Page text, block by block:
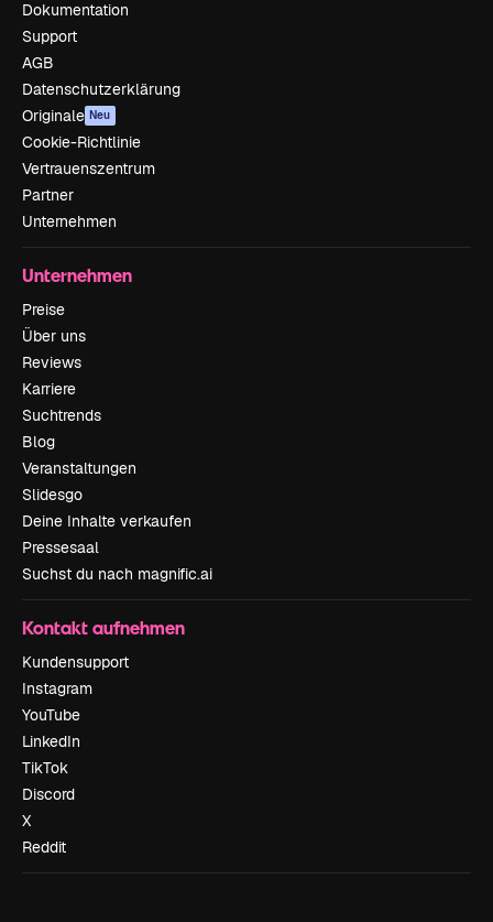
Dokumentation
Support
AGB
Datenschutzerklärung
Originale Neu
Cookie-Richtlinie
Vertrauenszentrum
Partner
Unternehmen
Unternehmen
Preise
Über uns
Reviews
Karriere
Suchtrends
Blog
Veranstaltungen
Slidesgo
Deine Inhalte verkaufen
Pressesaal
Suchst du nach magnific.ai
Kontakt aufnehmen
Kundensupport
Instagram
YouTube
LinkedIn
TikTok
Discord
X
Reddit